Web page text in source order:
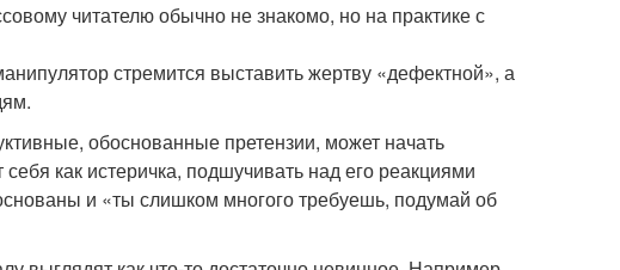
читателю обычно не знакомо, но на практике с
стремится выставить жертву «дефектной», а
обоснованные претензии, может начать
как истеричка, подшучивать над его реакциями
и «ты слишком многого требуешь, подумай об